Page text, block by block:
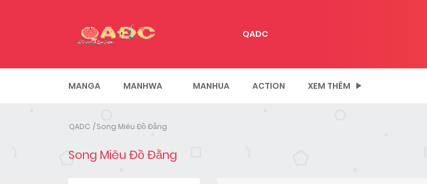
QADC
MANGA MANHWA MANHUA ACTION XEM THÊM
QADC Song Miêu Đồ Đằng
Song Miêu Đồ Đằng